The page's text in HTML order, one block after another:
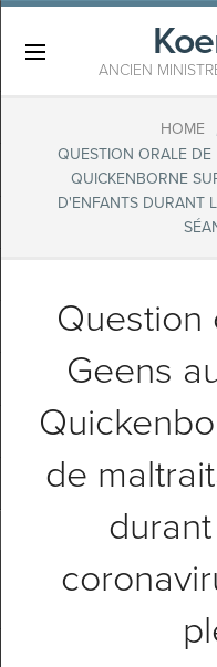
ANCIEN
HOME
QUESTION ORALE DE
QUICKENBORNE
D'ENFANTS DURANT
Question
Geens
de